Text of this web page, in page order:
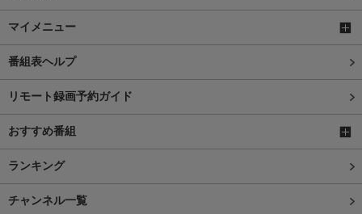
マイメニュー
番組表ヘルプ
リモート録画予約ガイド
おすすめ番組
ランキング
チャンネル一覧